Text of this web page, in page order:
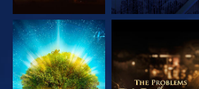
シリーズを探求 シリーズを探求